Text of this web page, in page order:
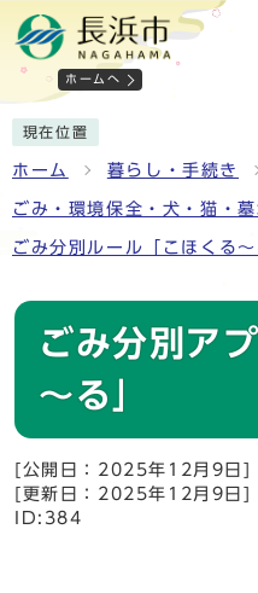
ホームへ
現在位置
ホーム 暮らし・手続き
ごみ・環境保全・犬・猫・
ごみ分別ルール「こほくる～
ごみ分別ア
～る」
[公開日：2025年12月9日]
[更新日：2025年12月9日]
ID:384